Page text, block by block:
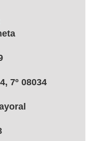
7º 08034